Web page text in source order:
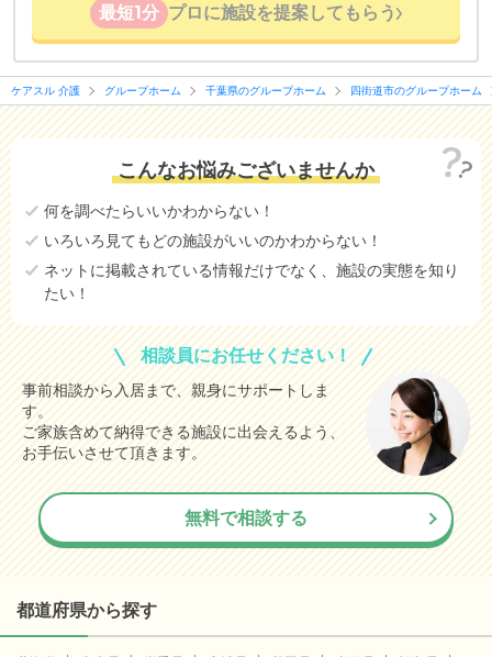
最短1分 プロに施設を提案してもらう
ケアスル 介護 グループホーム 千葉県のグループホーム 四街道市のグループホーム
こんなお悩みございませんか
何を調べたらいいかわからない！
いろいろ見てもどの施設がいいのかわからない！
ネットに掲載されている情報だけでなく、施設の実態を知り
たい！
相談員にお任せください！
事前相談から入居まで、親身にサポートしま
す。
ご家族含めて納得できる施設に出会えるよう、
お手伝いさせて頂きます。
無料で相談する
都道府県から探す